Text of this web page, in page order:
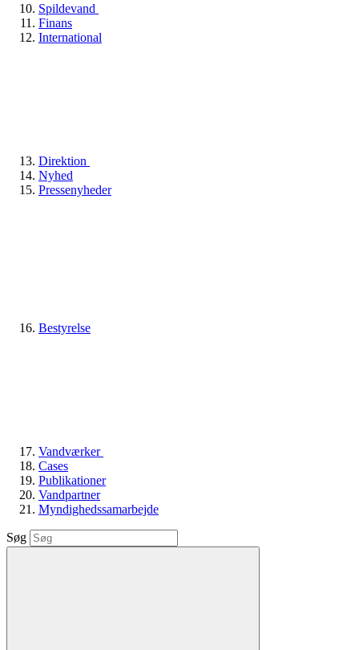
Spildevand
Finans
International
Direktion
Nyhed
Pressenyheder
Bestyrelse
Vandværker
Cases
Publikationer
Vandpartner
Myndighedssamarbejde
Søg